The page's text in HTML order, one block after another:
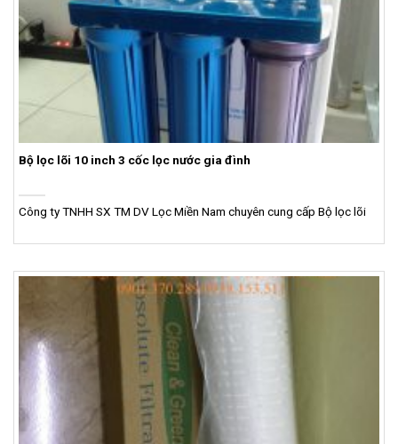
Bộ lọc lõi 10 inch 3 cốc lọc nước gia đình
Công ty TNHH SX TM DV Lọc Miền Nam chuyên cung cấp Bộ lọc lõi